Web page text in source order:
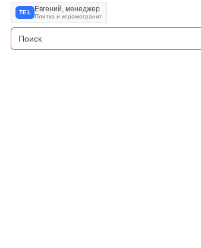
TEL Евгений, менеджер
Плитка и керамогранит